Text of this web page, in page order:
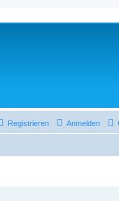
Anmelden
Registrieren